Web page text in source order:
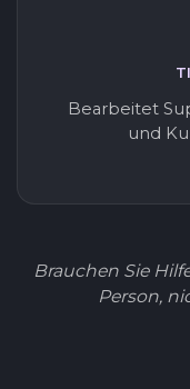
Bearbeitet
und
Brauchen Sie
Person,